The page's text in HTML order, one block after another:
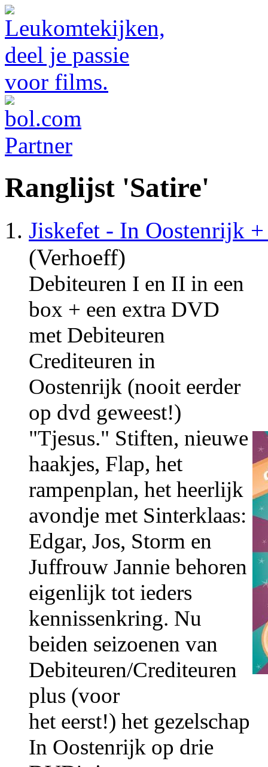
Ranglijst 'Satire'
Jiskefet - In Oostenrijk
(Verhoeff)
Debiteuren I en II in een
box + een extra DVD
met Debiteuren
Crediteuren in
Oostenrijk (nooit eerder
op dvd geweest!)
"Tjesus." Stiften, nieuwe
haakjes, Flap, het
rampenplan, het heerlijk
avondje met Sinterklaas:
Edgar, Jos, Storm en
Juffrouw Jannie behoren
eigenlijk tot ieders
kennissenkring. Nu
beiden seizoenen van
Debiteuren/Crediteuren
plus (voor
het eerst!) het gezelschap
In Oostenrijk op drie